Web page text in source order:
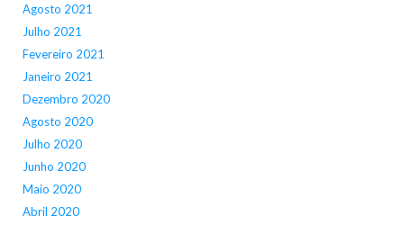
Agosto 2021
Julho 2021
Fevereiro 2021
Janeiro 2021
Dezembro 2020
Agosto 2020
Julho 2020
Junho 2020
Maio 2020
Abril 2020